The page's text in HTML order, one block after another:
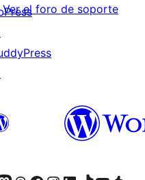
Ver el foro de soporte